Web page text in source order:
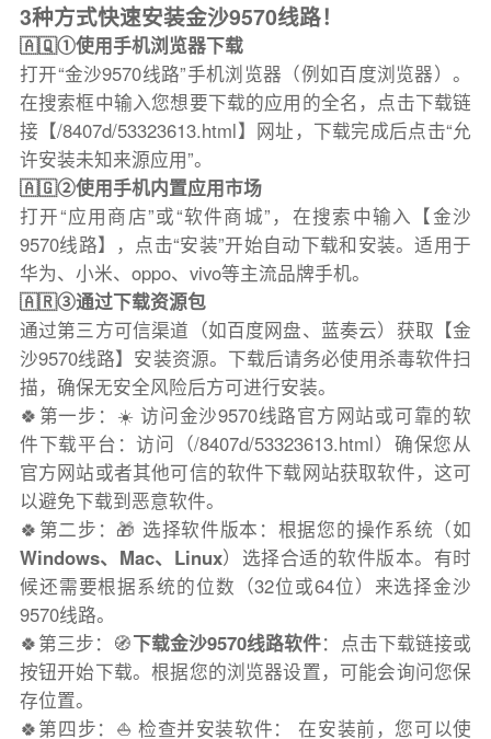
3种方式快速安装金沙9570线路！
🇦🇶①使用手机浏览器下载
打开“金沙9570线路”手机浏览器（例如百度浏览器）。
在搜索框中输入您想要下载的应用的全名，点击下载链
接【/8407d/53323613.html】网址，下载完成后点击“允
许安装未知来源应用”。
🇦🇬②使用手机内置应用市场
打开“应用商店”或“软件商城”，在搜索中输入【金沙
9570线路】，点击“安装”开始自动下载和安装。适用于
华为、小米、oppo、vivo等主流品牌手机。
🇦🇷③通过下载资源包
通过第三方可信渠道（如百度网盘、蓝奏云）获取【金
沙9570线路】安装资源。下载后请务必使用杀毒软件扫
描，确保无安全风险后方可进行安装。
🍀第一步：☀️ 访问金沙9570线路官方网站或可靠的软
件下载平台：访问（/8407d/53323613.html）确保您从
官方网站或者其他可信的软件下载网站获取软件，这可
以避免下载到恶意软件。
🍀第二步：🎁 选择软件版本：根据您的操作系统（如
Windows、Mac、Linux）选择合适的软件版本。有时
候还需要根据系统的位数（32位或64位）来选择金沙
9570线路。
🍀第三步：🧭下载金沙9570线路软件：点击下载链接或
按钮开始下载。根据您的浏览器设置，可能会询问您保
存位置。
🍀第四步：⛵️ 检查并安装软件： 在安装前，您可以使